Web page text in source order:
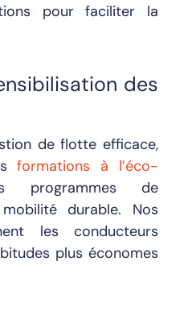
pour faciliter la
des
de flotte efficace,
formations à l’éco-
de
durable. Nos
les conducteurs
plus économes